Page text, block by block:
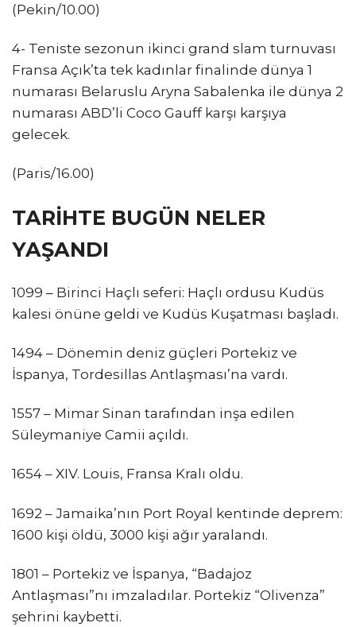
(Pekin/10.00)
4- Teniste sezonun ikinci grand slam turnuvası
Fransa Açık’ta tek kadınlar finalinde dünya 1
numarası Belaruslu Aryna Sabalenka ile dünya 2
numarası ABD’li Coco Gauff karşı karşıya
gelecek.
(Paris/16.00)
TARİHTE BUGÜN NELER
YAŞANDI
1099 – Birinci Haçlı seferi: Haçlı ordusu Kudüs
kalesi önüne geldi ve Kudüs Kuşatması başladı.
1494 – Dönemin deniz güçleri Portekiz ve
İspanya, Tordesillas Antlaşması’na vardı.
1557 – Mimar Sinan tarafından inşa edilen
Süleymaniye Camii açıldı.
1654 – XIV. Louis, Fransa Kralı oldu.
1692 – Jamaika’nın Port Royal kentinde deprem:
1600 kişi öldü, 3000 kişi ağır yaralandı.
1801 – Portekiz ve İspanya, “Badajoz
Antlaşması”nı imzaladılar. Portekiz “Olivenza”
şehrini kaybetti.